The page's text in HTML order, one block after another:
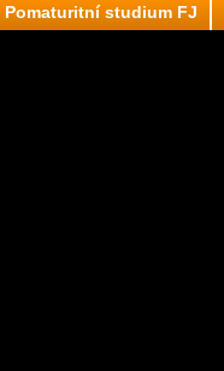
Pomaturitní studium FJ